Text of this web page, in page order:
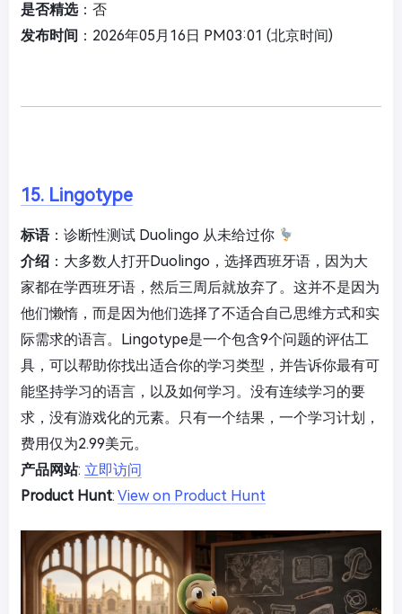
是否精选：否
发布时间 ：2026年05月16日 PM03:01 (北京时间)
15. Lingotype
标语：诊断性测试 Duolingo 从未给过你
介绍 ：大多数人打开Duolingo，选择西班牙语，因为大
家都在学西班牙语，然后三周后就放弃了。这并不是因为
他们懒惰，而是因为他们选择了不适合自己思维方式和实
际需求的语言。Lingotype是一个包含9个问题的评估工
具，可以帮助你找出适合你的学习类型，并告诉你最有可
能坚持学习的语言，以及如何学习。没有连续学习的要
求，没有游戏化的元素。只有一个结果，一个学习计划，
费用仅为2.99美元。
产品网站: 立即访问
Product Hunt: View on Product Hunt